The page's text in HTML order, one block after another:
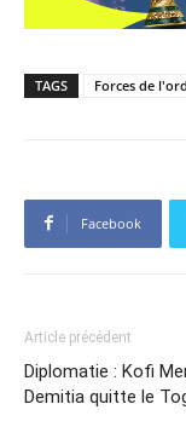
TAGS Forces de
Facebook
Article précédent
Diplomatie : Kofi
Demitia quitte le